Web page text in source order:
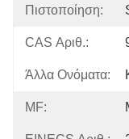
Πιστοποίηση:
CAS Αριθ.:
Άλλα Ονόματα:
MF: